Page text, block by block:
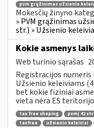
pvm grąžinimas užsienio
Mokesčių žinyno
» PVM grąžinimas
str.) » Užsienio
Kokie asmenys
Web turinio sąrašas
Registracijos numeris
Užsienio keleiviams
bet kokie fiziniai
vieta nėra ES
tax free shoping pvmį 42 str
taxfree
užsienio keleiviai